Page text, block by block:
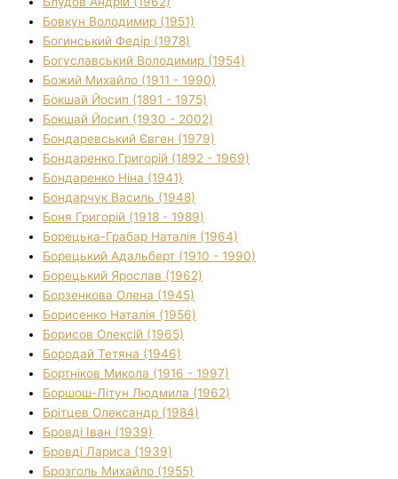
Бовкун Володимир (1951)
Богинський Федір (1978)
Богуславський Володимир (1954)
Божий Михайло (1911 - 1990)
Бокшай Йосип (1891 - 1975)
Бокшай Йосип (1930 - 2002)
Бондаревський Євген (1979)
Бондаренко Григорій (1892 - 1969)
Бондаренко Ніна (1941)
Бондарчук Василь (1948)
Боня Григорій (1918 - 1989)
Борецька-Грабар Наталія (1964)
Борецький Адальберт (1910 - 1990)
Борецький Ярослав (1962)
Борзенкова Олена (1945)
Борисенко Наталія (1956)
Борисов Олексій (1965)
Бородай Тетяна (1946)
Бортніков Микола (1916 - 1997)
Боршош-Літун Людмила (1962)
Брітцев Олександр (1984)
Бровді Іван (1939)
Бровді Лариса (1939)
Брозголь Михайло (1955)